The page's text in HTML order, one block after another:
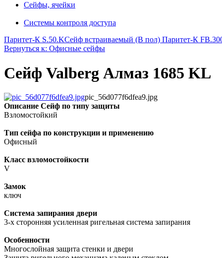
Сейфы, ячейки
Системы контроля доступа
Паритет-К S.50.KСейф встраиваемый (В пол) Паритет-К
Вернуться к: Офисные сейфы
Сейф Valberg Алмаз 1685 KL
pic_56d077f6dfea9.jpg
Описание Сейф по типу защиты
Взломостойкий
Тип сейфа по конструкции и применению
Офисный
Класс взломостойкости
V
Замок
ключ
Система запирания двери
3-х сторонняя усиленная ригельная система запирания
Особенности
Многослойная защита стенки и двери